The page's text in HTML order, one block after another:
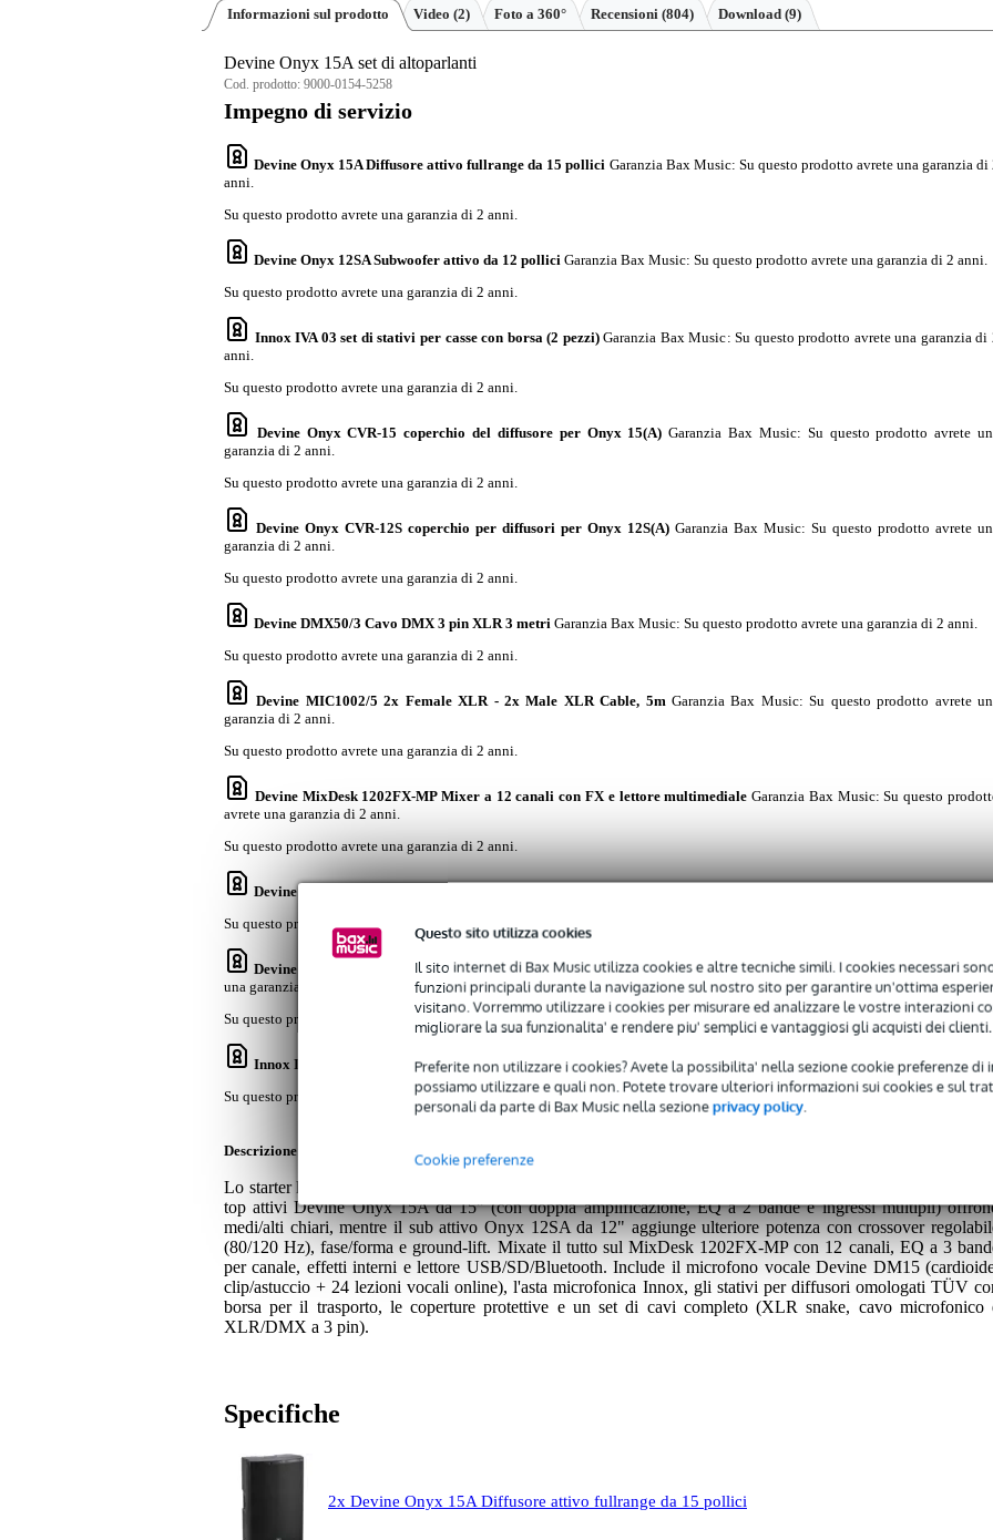
Questo sito utilizza cookies
Il sito internet di Bax Music utilizza cookies e altre tecniche simili. I cookies necessari
funzioni principali durante la navigazione sul nostro sito per garantire un'ottima
visitano. Vorremmo utilizzare i cookies per misurare ed analizzare le vostre interazioni
migliorare la sua funzionalita' e rendere piu' semplici e vantaggiosi gli acquisti dei clienti.
Preferite non utilizzare i cookies? Avete la possibilita' nella sezione cookie preferenze di
possiamo utilizzare e quali non. Potete trovare ulteriori informazioni sui cookies e sul
personali da parte di Bax Music nella sezioneprivacy policy.
Cookie preferenze
Informazioni sul prodotto Video (2) Foto a 360° Recensioni (804) Download (9)
Devine Onyx 15A set di altoparlanti
Cod. prodotto: 9000-0154-5258
Impegno di servizio
Devine Onyx 15A Diffusore attivo fullrange da 15 pollici Garanzia Bax Music: Su questo prodotto avrete una garanzia di
anni.
Su questo prodotto avrete una garanzia di 2 anni.
Devine Onyx 12SA Subwoofer attivo da 12 pollici Garanzia Bax Music: Su questo prodotto avrete una garanzia di 2 anni.
Su questo prodotto avrete una garanzia di 2 anni.
Innox IVA 03 set di stativi per casse con borsa (2 pezzi)Garanzia Bax Music: Su questo prodotto avrete una garanzia di
anni.
Su questo prodotto avrete una garanzia di 2 anni.
Devine Onyx CVR-15 coperchio del diffusore per Onyx 15(A) Garanzia Bax Music: Su questo prodotto avrete
garanzia di 2 anni.
Su questo prodotto avrete una garanzia di 2 anni.
Devine Onyx CVR-12S coperchio per diffusori per Onyx 12S(A) Garanzia Bax Music: Su questo prodotto avrete
garanzia di 2 anni.
Su questo prodotto avrete una garanzia di 2 anni.
Devine DMX50/3 Cavo DMX 3 pin XLR 3 metri Garanzia Bax Music: Su questo prodotto avrete una garanzia di 2 anni.
Su questo prodotto avrete una garanzia di 2 anni.
Devine MIC1002/5 2x Female XLR - 2x Male XLR Cable, 5m Garanzia Bax Music: Su questo prodotto avrete
garanzia di 2 anni.
Su questo prodotto avrete una garanzia di 2 anni.
Devine MixDesk 1202FX-MP Mixer a 12 canali con FX e lettore multimediale Garanzia Bax Music: Su questo
avrete una garanzia di 2 anni.
Su questo prodotto avrete una garanzia di 2 anni.
Devine DM15 Dynamic Vocal Microphone
Su questo prodotto avrete una garanzia di 2 anni.
Devine MIC100/10 XLR, cavo microfono e segnale, 10 mGaranzia Bax Music : Su questo prodotto avrete
una garanzia che copre i difetti di fabbricazione.
Su questo prodotto avrete esclusivamente una garanzia che copre i difetti di fabbricazione.
Innox IVA 02 stativo microfonico light neroGaranzia Bax Music: Su questo prodotto avrete una garanzia di 2 anni.
Su questo prodotto avrete una garanzia di 2 anni.
Descrizione
Lo starter kit PA V2 è una soluzione sonora completa e pronta all'uso per concerti, presentazioni e prove. Due
top attivi Devine Onyx 15A da 15" (con doppia amplificazione, EQ a 2 bande e ingressi multipli)
medi/alti chiari, mentre il sub attivo Onyx 12SA da 12" aggiunge ulteriore potenza con crossover
(80/120 Hz), fase/forma e ground-lift. Mixate il tutto sul MixDesk 1202FX-MP con 12 canali, EQ a 3
per canale, effetti interni e lettore USB/SD/Bluetooth. Include il microfono vocale Devine DM15
clip/astuccio + 24 lezioni vocali online), l'asta microfonica Innox, gli stativi per diffusori omologati TÜV
borsa per il trasporto, le coperture protettive e un set di cavi completo (XLR snake, cavo microfonico
XLR/DMX a 3 pin).
Specifiche
2x Devine Onyx 15A Diffusore attivo fullrange da 15 pollici